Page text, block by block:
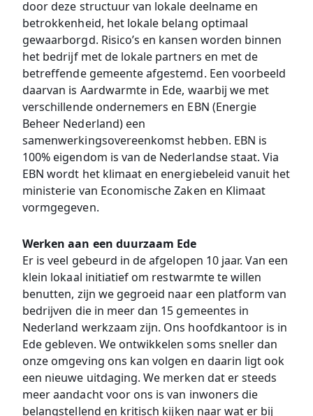
door deze structuur van lokale deelname en
betrokkenheid, het lokale belang optimaal
gewaarborgd. Risico’s en kansen worden binnen
het bedrijf met de lokale partners en met de
betreffende gemeente afgestemd. Een voorbeeld
daarvan is Aardwarmte in Ede, waarbij we met
verschillende ondernemers en EBN (Energie
Beheer Nederland) een
samenwerkingsovereenkomst hebben. EBN is
100% eigendom is van de Nederlandse staat. Via
EBN wordt het klimaat en energiebeleid vanuit het
ministerie van Economische Zaken en Klimaat
vormgegeven.
Werken aan een duurzaam Ede
Er is veel gebeurd in de afgelopen 10 jaar. Van een
klein lokaal initiatief om restwarmte te willen
benutten, zijn we gegroeid naar een platform van
bedrijven die in meer dan 15 gemeentes in
Nederland werkzaam zijn. Ons hoofdkantoor is in
Ede gebleven. We ontwikkelen soms sneller dan
onze omgeving ons kan volgen en daarin ligt ook
een nieuwe uitdaging. We merken dat er steeds
meer aandacht voor ons is van inwoners die
belangstellend en kritisch kijken naar wat er bij